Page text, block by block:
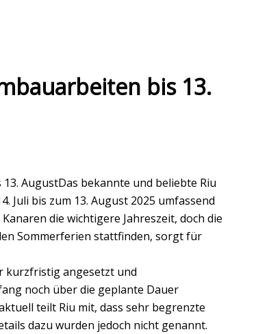
bis 13.
AugustDas bekannte und beliebte Riu
Juli bis zum 13. August 2025 umfassend
die wichtigere Jahreszeit, doch die
Sommerferien stattfinden, sorgt für
kurzfristig angesetzt und
noch über die geplante Dauer
teilt Riu mit, dass sehr begrenzte
dazu wurden jedoch nicht genannt.